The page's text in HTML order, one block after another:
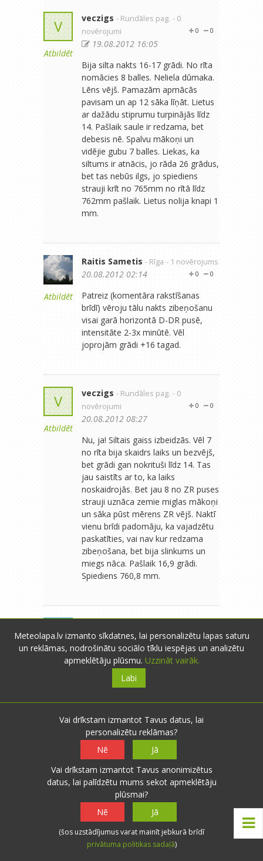
V
Atbildēt
veczigs - Rundāles pag. - 0
novērojumi
0
0
19.08.2012 16:05
Bija silta nakts 16-17 grādi. No rīta
nomācies 8 balles. Neliela dūmaka.
Lēns vējš. Pamazām apmācās
pavisam un ap 12 sāka līņāt. Lietus
ar dažādu stiprumu turpinājās līdz
14. Pašlaik saule ir redzama, bet
debesis nē. Spalvu mākoņi un
vidējie gubu 7 balles. Liekas, ka
siltums ir atnācis, jo rāda 26 grādus,
bet tas nebūs ilgs, jo spiediens
strauji krīt no 765mm no rītā līdz
762mm pašlaik. Lietus nolija knapi 1
mm.
Atbildēt
Raitis Sametis - Rīga - 1 novērojums
0
0
20.08.2012 02:14
Patreiz (komentāra rakstīšanas
brīdī) vēroju tālu nakts zibeņošanu
visai garā horizontā D-DR pusē,
intensitāte 2-3x minūtē. Vēl
joprojām grādi +16 tagad.
V
Atbildēt
veczigs - Rundāles pag. - 0
novērojumi
0
0
20.08.2012 08:27
Nu, ja! Siltais gaiss izbeidzās. Vēl 7
no rīta bija skaidrs laiks un bezvējš,
bet grādi gan nokrituši līdz 14. Tas
jau saistīts ar to, ka laiks
noskaidrojās. Bet jau 8 no ZR puses
strauji uznāca zemie miglas mākoņi
un sāka pūst mērens ZR vējš. Naktī
vienu brīdi padomāju, ka vajadzētu
paskatīties, vai nav kur redzama
zibeņošana, bet bija slinkums un
miegs nāca. Pašlaik 16,9 grādi.
Spiediens 760,8 mm.
S
Atbildēt
0
0
20.08.2012 08:44
No rīta +12,8.Spainītī pa brīvdienām
neko salasīt neizdevās.Labas
atvasaras dienas,pat vasaras:)
< 1 2 3
>>
Lai pievienotu komentārus,
Meteolapa.lv izmanto sīkdatnes, lai personalizētu lapas saturu
un reklāmas, nodrošinātu sociālo tīklu iespējas un analizētu
apmeklētāju plūsmu. Uzzināt vairāk.
Labi
Vai drīkstam izmantot Tavus datus, lai
personalizētu reklāmas?
Nē
Jā
Vai drīkstam izmantot Tavus anonimizētus
datus, lai palīdzētu mums sekot apmeklētāju
plūsmai?
Nē
Jā
(šos uzstādījumus varat mainīt jebkurā brīdī
privātuma politikas sadaļā)